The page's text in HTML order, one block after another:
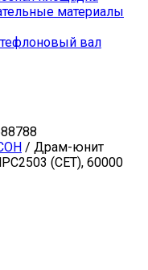
материалы
вал
/ Драм-юнит
(CET), 60000